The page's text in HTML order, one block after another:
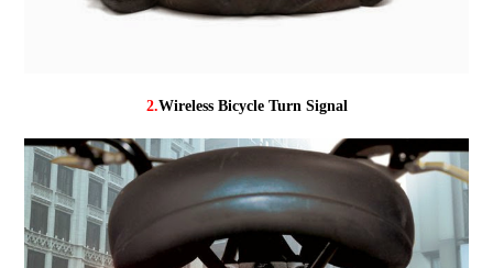
2.Wireless Bicycle Turn Signal